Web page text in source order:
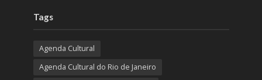
Tags
Agenda Cultural
Agenda Cultural do Rio de Janeiro